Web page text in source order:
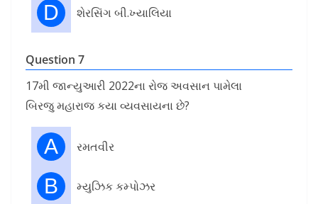
D શેરસિંગ બી.ખ્યાલિયા
Question 7
17મી જાન્યુઆરી 2022ના રોજ અવસાન પામેલા
બિરજુ મહારાજ કયા વ્યવસાયના છે?
A રમતવીર
B મ્યુઝિક કમ્પોઝર